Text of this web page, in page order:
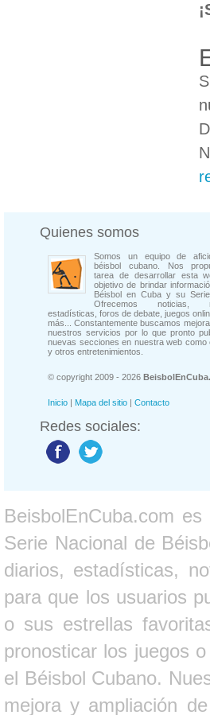
Quienes somos
Somos un equipo de
béisbol cubano. Nos
tarea de desarrollar esta
objetivo de brindar
Béisbol en Cuba y su Serie
Ofrecemos noticias,
estadísticas, foros de debate, juegos
más... Constantemente buscamos
nuestros servicios por lo que pronto
nuevas secciones en nuestra web como
y otros entretenimientos.
© copyright 2009 - 2026
Inicio | Mapa del sitio | Contacto
Redes sociales:
BeisbolEnCuba.com
Serie Nacional de
diarios, estadísticas,
para que los usuarios
o sus estrellas
pronosticar los juegos
el Béisbol Cubano.
mejora y ampliación